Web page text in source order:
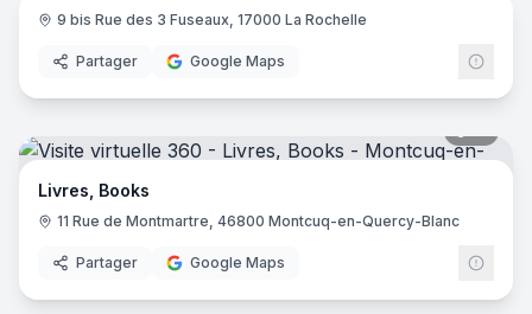
9 bis Rue des 3 Fuseaux, 17000 La Rochelle
Partager Google Maps
Livres, Books
11 Rue de Montmartre, 46800 Montcuq-en-Quercy-Blanc
Partager Google Maps
13